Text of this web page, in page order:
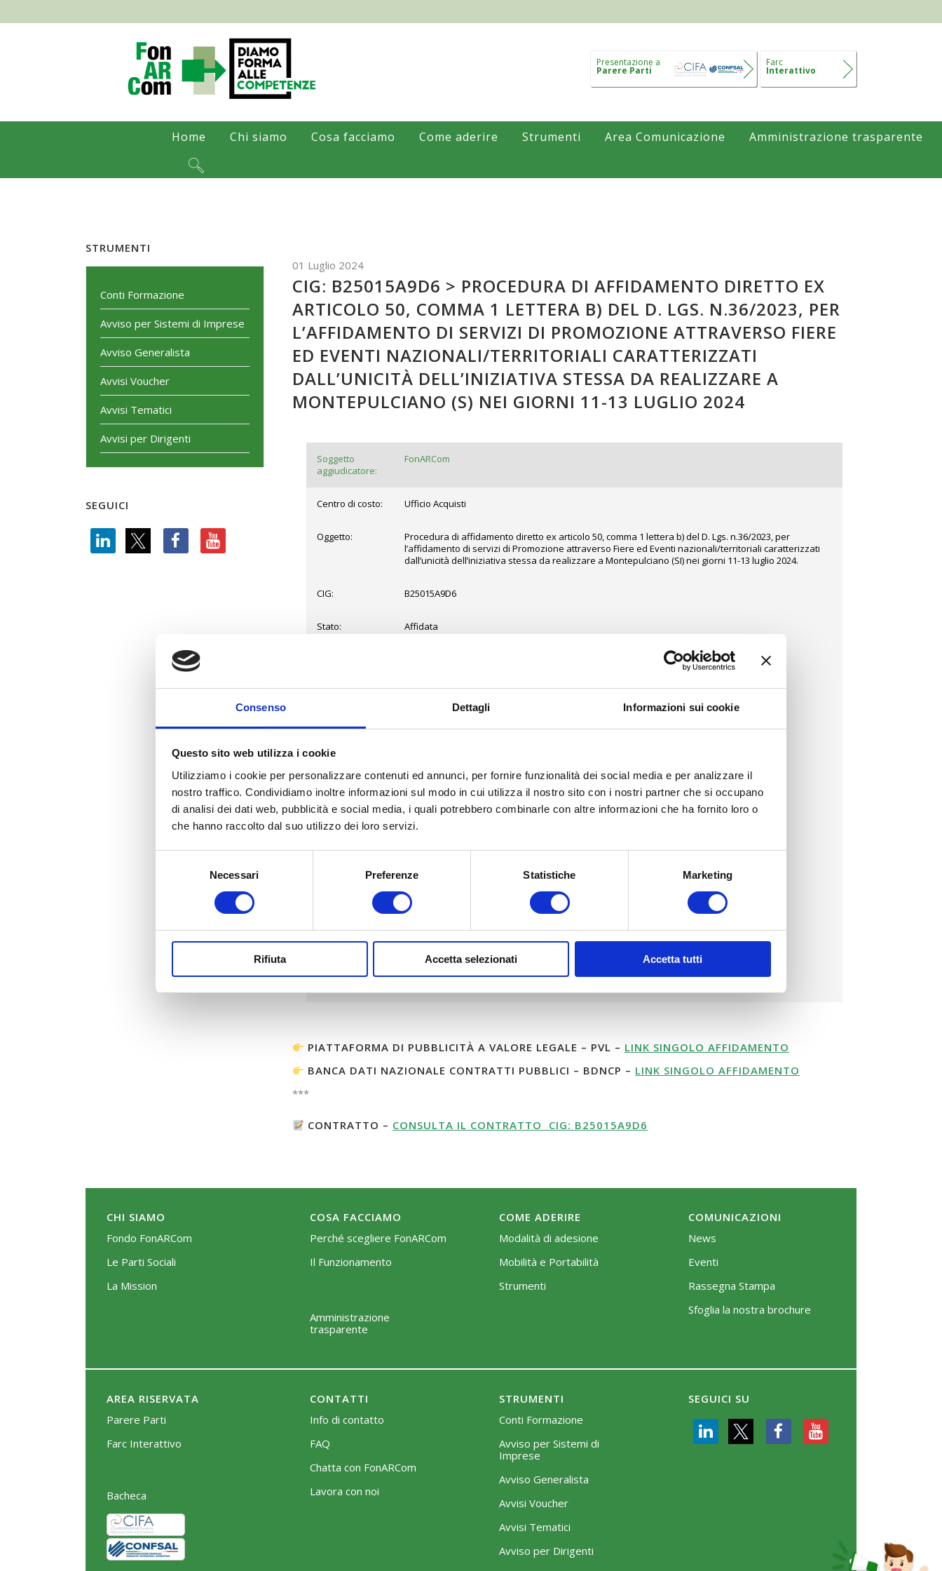
Consenso Dettagli Informazioni sui cookie
Questo sito web utilizza i cookie
Utilizziamo i cookie per personalizzare contenuti ed annunci, per fornire funzionalità dei social media e per analizzare il
nostro traffico. Condividiamo inoltre informazioni sul modo in cui utilizza il nostro sito con i nostri partner che si occupano
di analisi dei dati web, pubblicità e social media, i quali potrebbero combinarle con altre informazioni che ha fornito loro o
che hanno raccolto dal suo utilizzo dei loro servizi.
Necessari Preferenze Statistiche Marketing
Rifiuta Accetta selezionati Accetta tutti
Presentazione a
Parere Parti
Farc
Interattivo
Home Chi siamo Cosa facciamo Come aderire Strumenti Area Comunicazione Amministrazione trasparente
STRUMENTI
Conti Formazione
Avviso per Sistemi di Imprese
Avviso Generalista
Avvisi Voucher
Avvisi Tematici
Avvisi per Dirigenti
SEGUICI
01 Luglio 2024
CIG: B25015A9D6 > PROCEDURA DI AFFIDAMENTO DIRETTO EX
ARTICOLO 50, COMMA 1 LETTERA B) DEL D. LGS. N.36/2023, PER
L’AFFIDAMENTO DI SERVIZI DI PROMOZIONE ATTRAVERSO FIERE
ED EVENTI NAZIONALI/TERRITORIALI CARATTERIZZATI
DALL’UNICITÀ DELL’INIZIATIVA STESSA DA REALIZZARE A
MONTEPULCIANO (S) NEI GIORNI 11-13 LUGLIO 2024
Soggetto
aggiudicatore:
FonARCom
Centro di costo: Ufficio Acquisti
Oggetto:
Procedura di affidamento diretto ex articolo 50, comma 1 lettera b) del D. Lgs. n.36/2023, per
l’affidamento di servizi di Promozione attraverso Fiere ed Eventi nazionali/territoriali caratterizzati
dall’unicità dell’iniziativa stessa da realizzare a Montepulciano (SI) nei giorni 11-13 luglio 2024.
CIG: B25015A9D6
Stato: Affidata
della gara:
Data inizio
partecipazione:
Data scadenza: 02 luglio 2024 14:00:00
Aggiudicatario: E.I.D.O.S. TOSCANA
aggiudicazione:
02 luglio 2024
comprensivo
PIATTAFORMA DI PUBBLICITÀ A VALORE LEGALE – PVL – LINK SINGOLO AFFIDAMENTO
BANCA DATI NAZIONALE CONTRATTI PUBBLICI – BDNCP – LINK SINGOLO AFFIDAMENTO
***
CONTRATTO – CONSULTA IL CONTRATTO CIG: B25015A9D6
CHI SIAMO
Fondo FonARCom
Le Parti Sociali
La Mission
COSA FACCIAMO
Perché scegliere FonARCom
Il Funzionamento
Amministrazione
trasparente
COME ADERIRE
Modalità di adesione
Mobilità e Portabilità
Strumenti
COMUNICAZIONI
News
Eventi
Rassegna Stampa
Sfoglia la nostra brochure
AREA RISERVATA
Parere Parti
Farc Interattivo
Bacheca
CONTATTI
Info di contatto
FAQ
Chatta con FonARCom
Lavora con noi
STRUMENTI
Conti Formazione
Avviso per Sistemi di
Imprese
Avviso Generalista
Avvisi Voucher
Avvisi Tematici
Avviso per Dirigenti
SEGUICI SU